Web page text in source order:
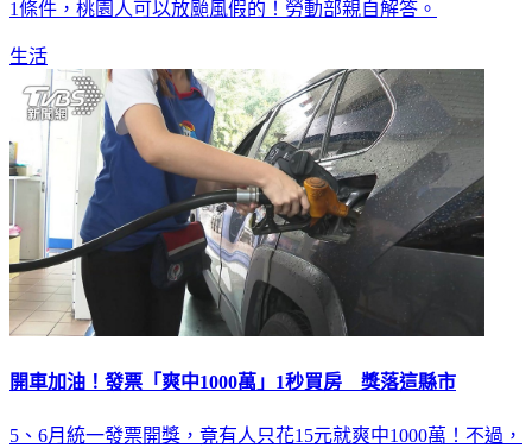
1條件，桃園人可以放颱風假的！勞動部親自解答。
生活
開車加油！發票「爽中1000萬」1秒買房 獎落這縣市
5、6月統一發票開獎，竟有人只花15元就爽中1000萬！不過，